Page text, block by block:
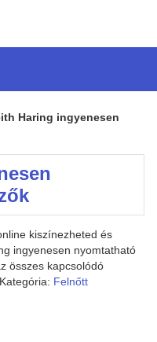
Haring ingyenesen
kiszínezheted és
ingyenesen nyomtatható
összes kapcsolódó
Felnőtt